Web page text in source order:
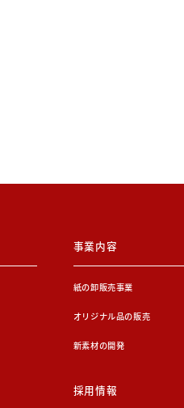
事業内容
紙の卸販売事業
オリジナル品の販売
新素材の開発
採用情報